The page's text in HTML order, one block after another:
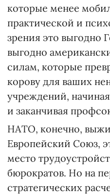
которые менее
практической и
зрения это выгодно
выгодно
силам, которые
корову для ваших
учреждений,
и заканчивая
НАТО, конечно,
Европейский Союз,
место
бюрократов. Но на
стратегических